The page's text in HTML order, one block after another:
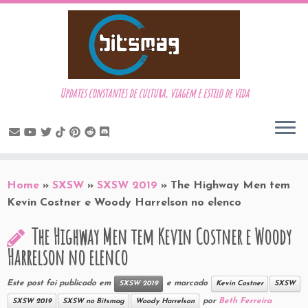
to
content
Updates constantes de cultura, viagem e estilo de vida
Home » SXSW » SXSW 2019 » The Highway Men tem
Kevin Costner e Woody Harrelson no elenco
The Highway Men tem Kevin Costner e Woody
Harrelson no elenco
Este post foi publicado em SXSW 2019 e marcado Kevin Costner SXSW
SXSW 2019 SXSW no Bitsmag Woody Harrelson por Beth Ferreira